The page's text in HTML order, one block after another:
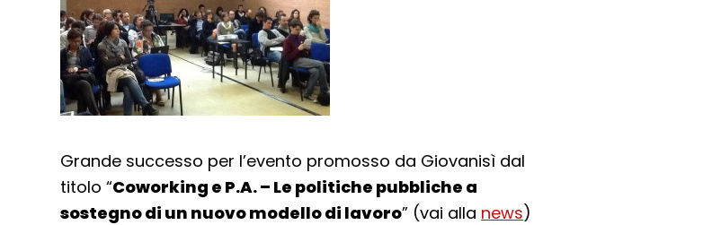
Grande successo per l’evento promosso da Giovanisì dal
titolo “Coworking e P.A. – Le politiche pubbliche a
sostegno di un nuovo modello di lavoro” (vai alla news)